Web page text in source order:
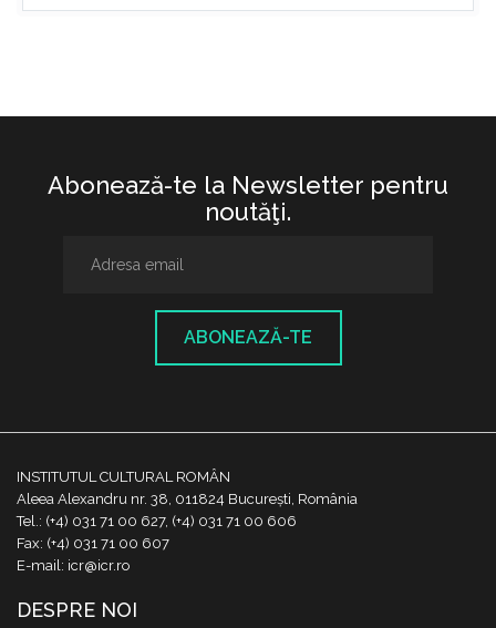
Abonează-te la Newsletter pentru
noutăţi.
ABONEAZĂ-TE
INSTITUTUL CULTURAL ROMÂN
Aleea Alexandru nr. 38, 011824 București, România
Tel.: (+4) 031 71 00 627, (+4) 031 71 00 606
Fax: (+4) 031 71 00 607
E-mail: icr@icr.ro
DESPRE NOI